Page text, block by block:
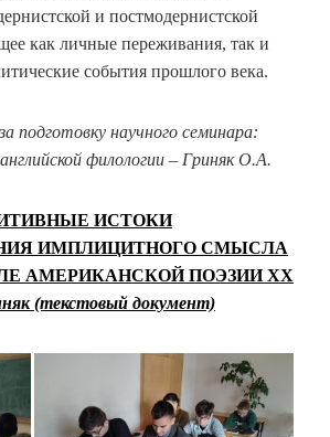
и постмодернистской
как личные переживания, так и
события прошлого века.
подготовку научного семинара:
филологии – Гриняк О.А.
ИСТОКИ
ИМПЛИЦИТНОГО СМЫСЛА
АМЕРИКАНСКОЙ ПОЭЗИИ ХХ
(текстовый документ)